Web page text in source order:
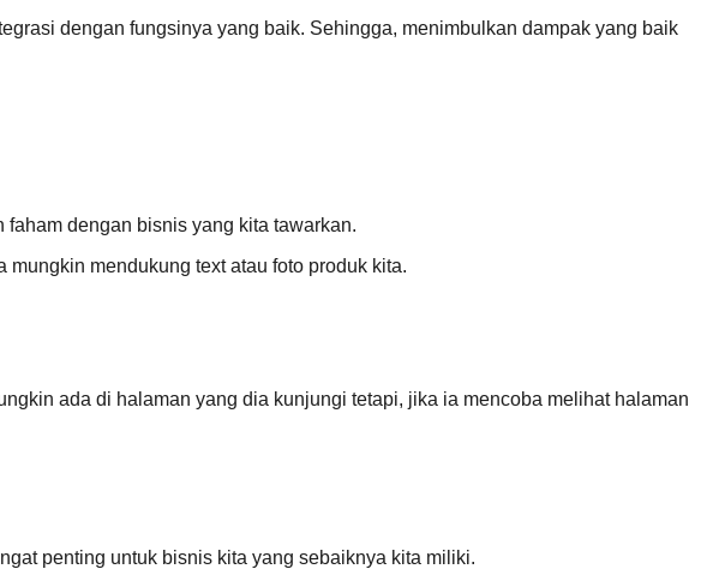
dengan fungsinya yang baik. Sehingga, menimbulkan dampak yang baik
dengan bisnis yang kita tawarkan.
mendukung text atau foto produk kita.
ada di halaman yang dia kunjungi tetapi, jika ia mencoba melihat halaman
penting untuk bisnis kita yang sebaiknya kita miliki.